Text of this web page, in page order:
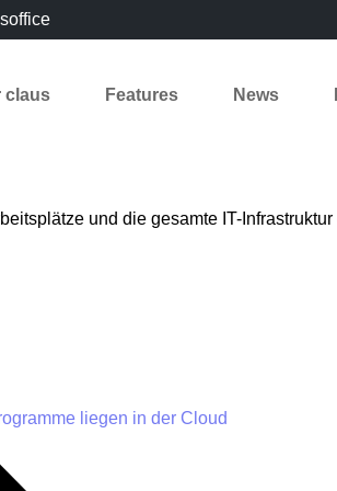
claus Features News
und die gesamte IT-
liegen in der Cloud